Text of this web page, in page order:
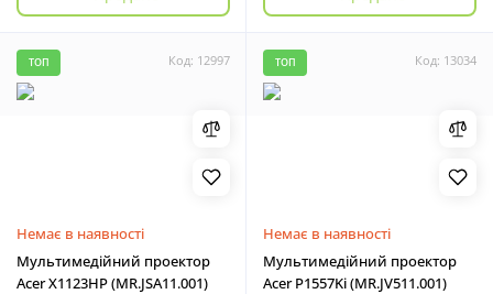
Код: 12997
ТОП
Немає в наявності
Мультимедійний проектор
Acer X1123HP (MR.JSA11.001)
Код: 13034
ТОП
Немає в наявності
Мультимедійний проектор
Acer P1557Ki (MR.JV511.001)